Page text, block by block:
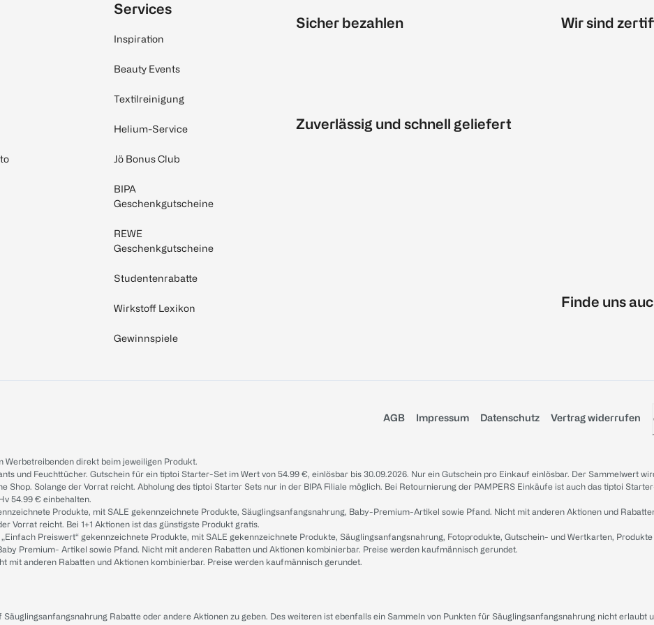
Services
Inspiration
Beauty Events
Textilreinigung
Helium-Service
Jö Bonus Club
BIPA
Geschenkgutscheine
REWE
Geschenkgutscheine
Studentenrabatte
Wirkstoff Lexikon
Gewinnspiele
Sicher bezahlen
Zuverlässig und schnell geliefert
Wir sind
Finde uns
AGB Impressum Datenschutz Vertrag widerrufen
direkt beim jeweiligen Produkt.
und Feuchttücher. Gutschein für ein tiptoi Starter-Set im Wert von 54.99 €, einlösbar bis 30.09.2026. Nur ein Gutschein pro Einkauf einlösbar. Der Sammelwert
Shop. Solange der Vorrat reicht. Abholung des tiptoi Starter Sets nur in der BIPA Filiale möglich. Bei Retournierung der PAMPERS Einkäufe ist auch das tiptoi
54.99 € einbehalten.
Produkte, mit SALE gekennzeichnete Produkte, Säuglingsanfangsnahrung, Baby-Premium-Artikel sowie Pfand. Nicht mit anderen Aktionen und
Vorrat reicht. Bei 1+1 Aktionen ist das günstigste Produkt gratis.
„Einfach Preiswert“ gekennzeichnete Produkte, mit SALE gekennzeichnete Produkte, Säuglingsanfangsnahrung, Fotoprodukte, Gutschein- und Wertkarten,
Premium- Artikel sowie Pfand. Nicht mit anderen Rabatten und Aktionen kombinierbar. Preise werden kaufmännisch gerundet.
mit anderen Rabatten und Aktionen kombinierbar. Preise werden kaufmännisch gerundet.
Rabatte oder andere Aktionen zu geben. Des weiteren ist ebenfalls ein Sammeln von Punkten für Säuglingsanfangsnahrung nicht erlaubt